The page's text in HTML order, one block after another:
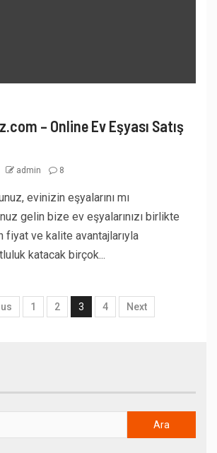
– Online Ev Eşyası Satış
admin 8
evinizin eşyalarını mı
gelin bize ev eşyalarınızı birlikte
fiyat ve kalite avantajlarıyla
katacak birçok...
1 2 3 4 Next